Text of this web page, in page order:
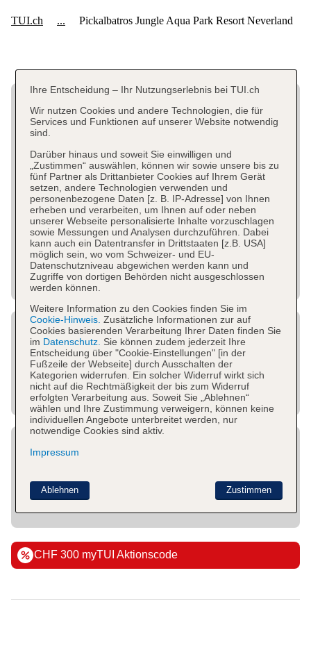
CHF 300 myTUI Aktionscode
Ihre Entscheidung – Ihr Nutzungserlebnis bei TUI.ch
Wir nutzen Cookies und andere Technologien, die für
Services und Funktionen auf unserer Website notwendig
sind.
Darüber hinaus und soweit Sie einwilligen und
„Zustimmen“ auswählen, können wir sowie unsere bis zu
fünf Partner als Drittanbieter Cookies auf Ihrem Gerät
setzen, andere Technologien verwenden und
personenbezogene Daten [z. B. IP-Adresse] von Ihnen
erheben und verarbeiten, um Ihnen auf oder neben
unserer Webseite personalisierte Inhalte vorzuschlagen
sowie Messungen und Analysen durchzuführen. Dabei
kann auch ein Datentransfer in Drittstaaten [z.B. USA]
möglich sein, wo vom Schweizer- und EU-
Datenschutzniveau abgewichen werden kann und
Zugriffe von dortigen Behörden nicht ausgeschlossen
werden können.
Weitere Information zu den Cookies finden Sie im
Cookie-Hinweis. Zusätzliche Informationen zur auf
Cookies basierenden Verarbeitung Ihrer Daten finden Sie
im Datenschutz. Sie können zudem jederzeit Ihre
Entscheidung über "Cookie-Einstellungen" [in der
Fußzeile der Webseite] durch Ausschalten der
Kategorien widerrufen. Ein solcher Widerruf wirkt sich
nicht auf die Rechtmäßigkeit der bis zum Widerruf
erfolgten Verarbeitung aus. Soweit Sie „Ablehnen“
wählen und Ihre Zustimmung verweigern, können keine
individuellen Angebote unterbreitet werden, nur
notwendige Cookies sind aktiv.
Impressum
Zustimmen
Ablehnen